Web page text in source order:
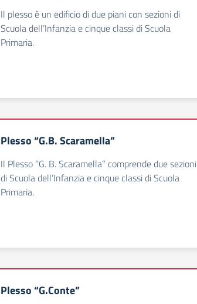
Il plesso è un edificio di due piani con sezioni di
Scuola dell’Infanzia e cinque classi di Scuola
Primaria.
Plesso “G.B. Scaramella”
Il Plesso “G. B. Scaramella” comprende due sezioni
di Scuola dell’Infanzia e cinque classi di Scuola
Primaria.
Plesso “G.Conte”